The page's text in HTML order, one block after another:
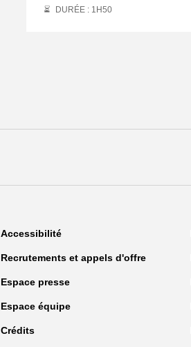
DURÉE : 1 H50
Accessibilité
Recrutements et appels d'offre
Espace presse
Espace équipe
Crédits